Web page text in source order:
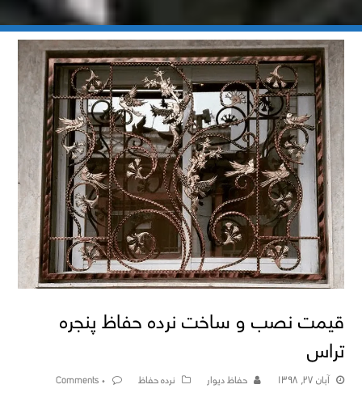
قیمت نصب و ساخت نرده حفاظ پنجره
تراس
آبان ۲۷, ۱۳۹۸ حفاظ دیوار نرده حفاظ ۰ Comments